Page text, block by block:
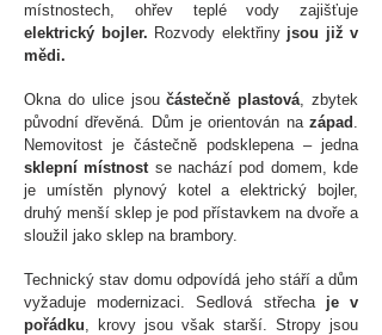
místnostech, ohřev teplé vody zajišťuje
elektrický bojler. Rozvody elektřiny jsou již v
mědi.
Okna do ulice jsoučástečně plastová, zbytek
původní dřevěná. Dům je orientován na západ .
Nemovitost je částečně podsklepena – jedna
sklepní místnostse nachází pod domem, kde
je umístěn plynový kotel a elektrický bojler,
druhý menší sklep je pod přístavkem na dvoře a
sloužil jako sklep na brambory.
Technický stav domu odpovídá jeho stáří a dům
vyžaduje modernizaci. Sedlová střecha je v
pořádku, krovy jsou však starší. Stropy jsou